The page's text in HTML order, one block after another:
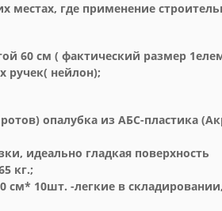
местах, где применение
60 см ( фактический размер
ручек( нейлон);
опалубка из АБС-пластика
идеально гладкая поверхность
кг.;
10шт. -легкие в